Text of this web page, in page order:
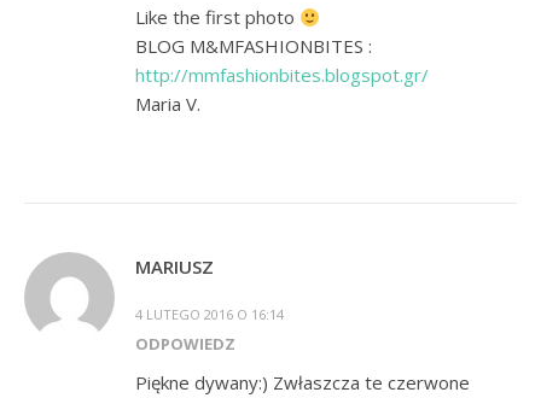
Like the first photo
BLOG M&MFASHIONBITES :
http://mmfashionbites.blogspot.gr/
Maria V.
MARIUSZ
4 LUTEGO 2016 O 16:14
ODPOWIEDZ
Piękne dywany:) Zwłaszcza te czerwone